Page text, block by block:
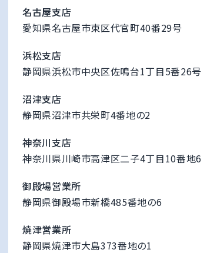
名古屋支店
愛知県名古屋市東区代官町40番29号
浜松支店
静岡県浜松市中央区佐鳴台1丁目5番26号
沼津支店
静岡県沼津市共栄町4番地の2
神奈川支店
神奈川県川崎市高津区二子4丁目10番地6
御殿場営業所
静岡県御殿場市新橋485番地の6
焼津営業所
静岡県焼津市大島373番地の1